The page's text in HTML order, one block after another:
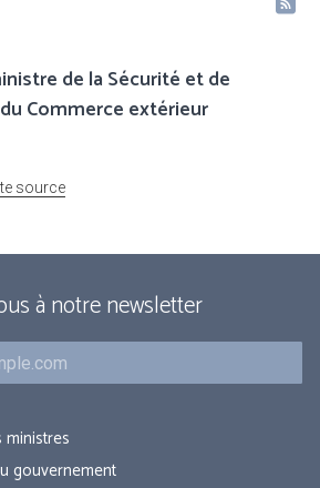
de la Sécurité et de
Commerce extérieur
source
à notre newsletter
ministres
gouvernement